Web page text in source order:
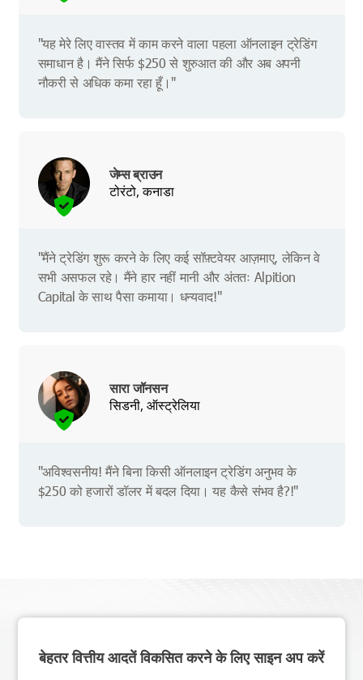
"यह मेरे लिए वास्तव में काम करने वाला पहला ऑनलाइन ट्रेडिंग
समाधान है। मैंने सिर्फ $250 से शुरुआत की और अब अपनी
नौकरी से अधिक कमा रहा हूँ।"
जेम्स ब्राउन
टोरंटो, कनाडा
"मैंने ट्रेडिंग शुरू करने के लिए कई सॉफ़्टवेयर आज़माए, लेकिन वे
सभी असफल रहे। मैंने हार नहीं मानी और अंततः Alpition
Capital के साथ पैसा कमाया। धन्यवाद!"
सारा जॉनसन
सिडनी, ऑस्ट्रेलिया
"अविश्वसनीय! मैंने बिना किसी ऑनलाइन ट्रेडिंग अनुभव के
$250 को हजारों डॉलर में बदल दिया। यह कैसे संभव है?!"
बेहतर वित्तीय आदतें विकसित करने के लिए साइन अप करें